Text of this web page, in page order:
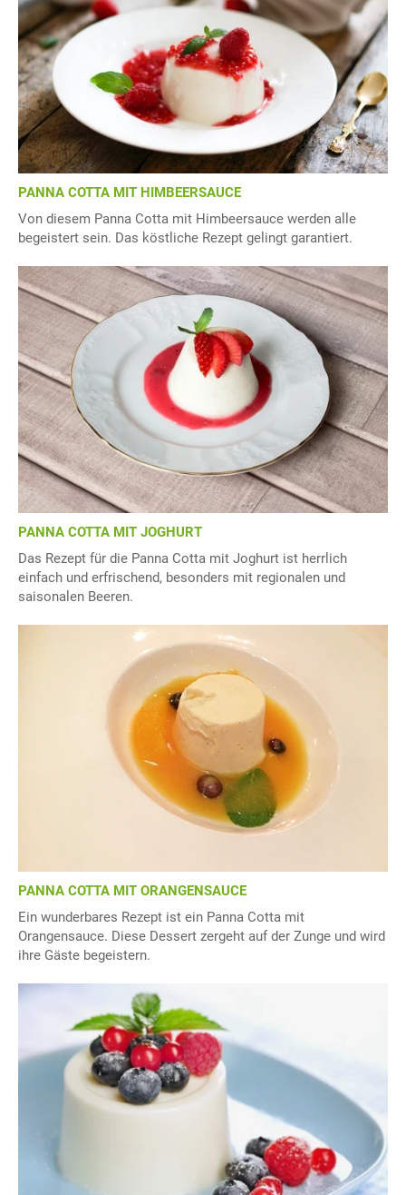
PANNA COTTA MIT HIMBEERSAUCE
Von diesem Panna Cotta mit Himbeersauce werden alle
begeistert sein. Das köstliche Rezept gelingt garantiert.
PANNA COTTA MIT JOGHURT
Das Rezept für die Panna Cotta mit Joghurt ist herrlich
einfach und erfrischend, besonders mit regionalen und
saisonalen Beeren.
PANNA COTTA MIT ORANGENSAUCE
Ein wunderbares Rezept ist ein Panna Cotta mit
Orangensauce. Diese Dessert zergeht auf der Zunge und wird
ihre Gäste begeistern.